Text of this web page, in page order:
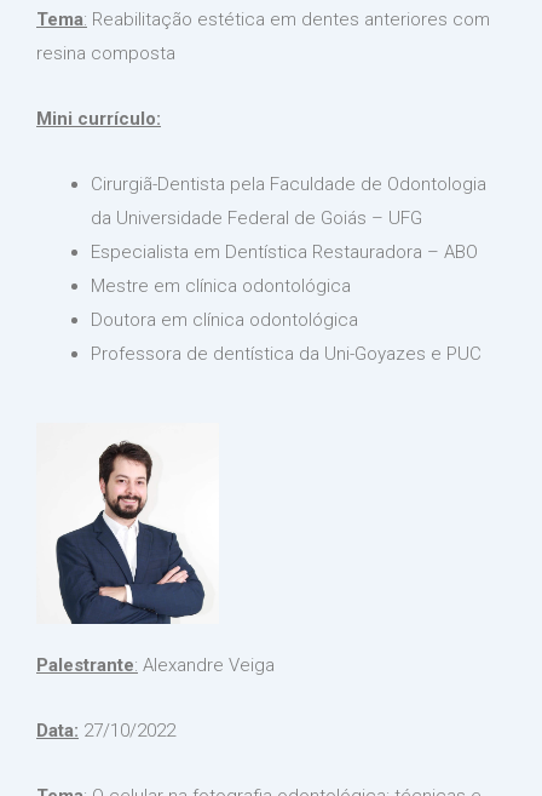
Tema: Reabilitação estética em dentes anteriores com
resina composta
Mini currículo:
Cirurgiã-Dentista pela Faculdade de Odontologia
da Universidade Federal de Goiás – UFG
Especialista em Dentística Restauradora – ABO
Mestre em clínica odontológica
Doutora em clínica odontológica
Professora de dentística da Uni-Goyazes e PUC
Palestrante: Alexandre Veiga
Data: 27/10/2022